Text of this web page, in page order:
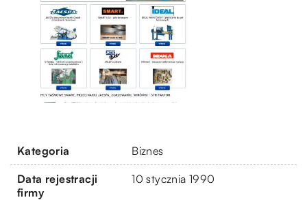
Kategoria Biznes
Data rejestracji
firmy
10 stycznia 1990